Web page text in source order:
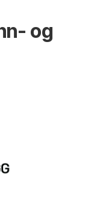
og